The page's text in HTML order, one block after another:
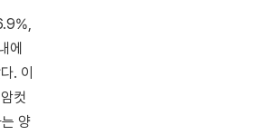
에
. 이
컷
양